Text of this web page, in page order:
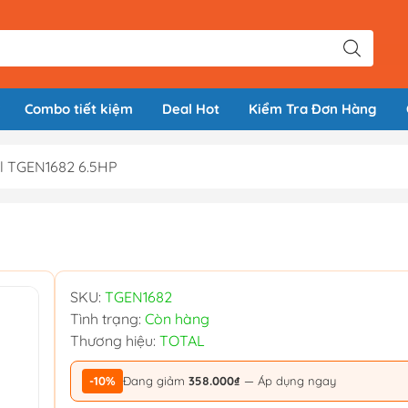
Combo tiết kiệm Deal Hot Kiểm Tra Đơn Hàng
6.5HP
SKU: TGEN1682
Tình trạng: Còn hàng
Thương hiệu: TOTAL
-10% Đang giảm 358.000₫ — Áp dụng ngay